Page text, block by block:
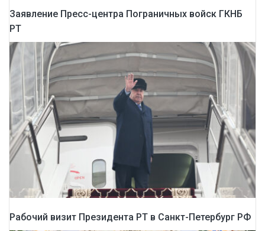
Заявление Пресс-центра Пограничных войск ГКНБ
РТ
Рабочий визит Президента РТ в Санкт-Петербург РФ